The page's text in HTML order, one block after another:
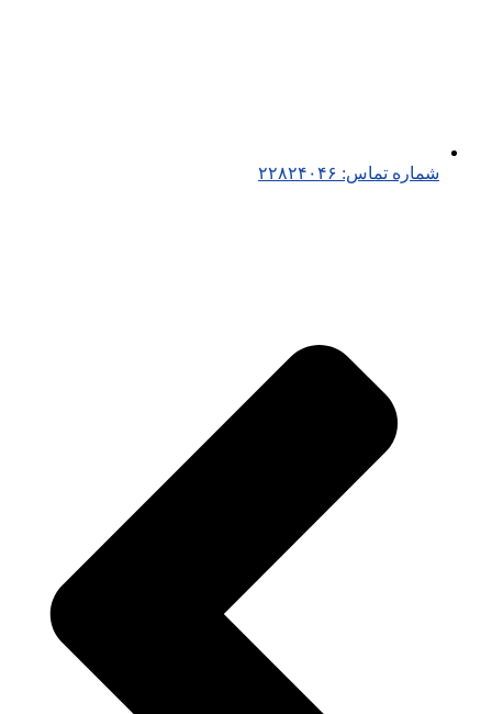
شماره تماس: ۲۲۸۲۴۰۴۶